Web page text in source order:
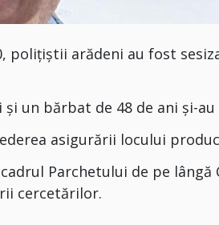
polițiștii arădeni au fost
un bărbat de 48 de ani și-
asigurării locului
Parchetului de pe lângă
cercetărilor.